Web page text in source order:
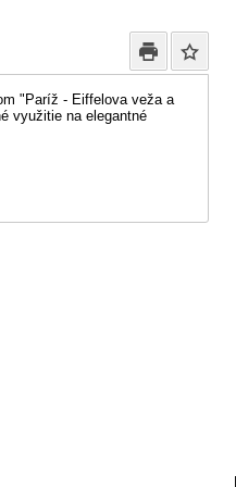
"Paríž - Eiffelova veža a
využitie na elegantné